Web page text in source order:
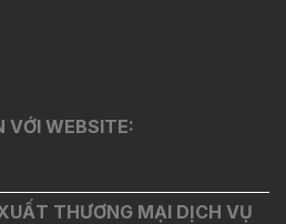
VỚI WEBSITE:
THƯƠNG MẠI DỊCH VỤ